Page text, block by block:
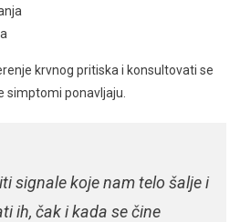
krvnog pritiska i konsultovati se
simptomi ponavljaju.
signale koje nam telo šalje i
ih, čak i kada se čine